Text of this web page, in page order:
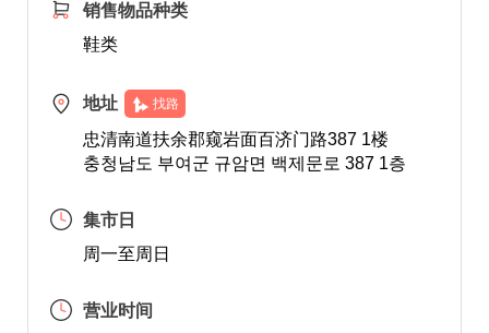
销售物品种类
鞋类
地址 找路
忠清南道扶余郡窥岩面百济门路387 1楼
충청남도 부여군 규암면 백제문로 387 1층
集市日
周一至周日
营业时间